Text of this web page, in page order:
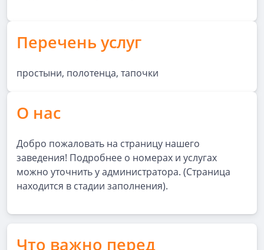
Перечень услуг
простыни, полотенца, тапочки
О нас
Добро пожаловать на страницу нашего
заведения! Подробнее о номерах и услугах
можно уточнить у администратора. (Страница
находится в стадии заполнения).
Что важно перед